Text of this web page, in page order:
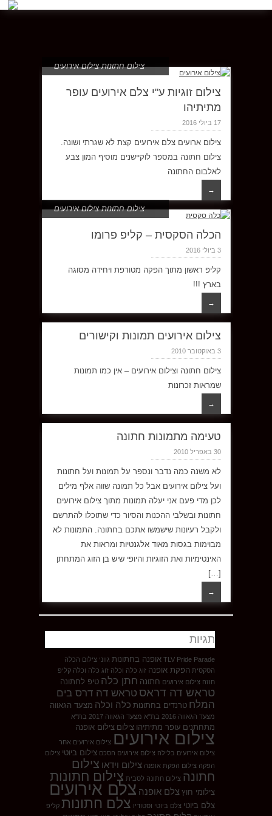
צילום חתונות צילום אירועים
צילום זוגיות ע"י צלם אירועים עופר
מתיתיהו
17 ביולי 2016
צילום ארועים צלם אירועים קצת לא שגרתי ושונה.
צילום חתונה במספר לוקיישנים מוסיף המון צבע
לאלבום החתונה
→
צילום חתונות צילום אירועים
הכלה הסקסית – קליפ פרומו
3 ביולי 2016
קליפ ראשון מתוך הפקה מטורפת ויחידה מסוגה
בארץ !!!
→
צילום אירועים תמונות וקישורים
3 באוקטובר 2010
צילום חתונה וצילום אירועים – אין כמו תמונות
שמראות זכרונות
→
טעימה מתמונות חתונה
30 באפריל 2010
לא משנה כמה נדבר ונספר על תמונות ועל חתונות
ועל צילום אירועים אבל כל תמונה שווה אלף מילים
לכן מדי פעם אני יעלה תמונות מתוך צילום אירועים
חתונות ובשלבי ההכנות והסיור כדי שתוכלו להתרשם
ולקבל רעיונות שישמשו אתכם בחתונה. התמונות לא
מבוימות בגסות מאוד אלגנטיות ומראות את
האינטימיות ואת הזוגיות והיופי שיש בן הזוג המתחתן
[…]
→
תגיות
TLV Pride Parade אופנה בחתונות גווני צילום הכלה
הסקסית הפקת אופנה זוג כלה וכלה זוג כלה וכלה קליפ
חוזה צילום אירועים חתונה חתן כלה טיפ לחתונה
טראש דה דראס טראש דה דרס בים
המלח טרנדים בחתונות כלה וכלה מצעד הגאווה
מצעד הגאווה 2016 בת"א מצעד הגאווה 2017 בת"א
מתחתנים עופר מתיתיהו צילום צילום אופנה
צילום אירועים צילום אירועים אחר
צילום אירועים בלילה צילום אירועים הסכם צילום ביוטי צילום
הפקה צילום הפקת אופנה צילום וידאו צילום
חתונה צילום חתונה לסבית צילום חתונות
צילומי חוץ צלם אופנה צלם אירועים
צלם ביוטי צלם ביוטי וסטודיו צלם חתונות קליפ